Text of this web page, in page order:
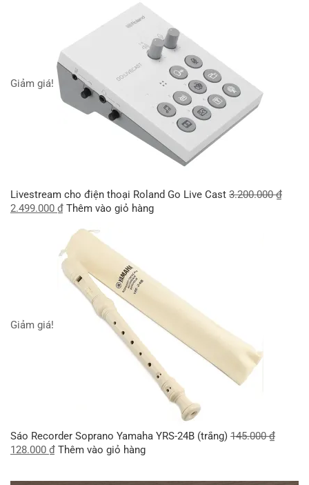
Giảm giá!
Livestream cho điện thoại Roland Go Live Cast 3.200.000₫
2.499.000 ₫ Thêm vào giỏ hàng
Giảm giá!
Sáo Recorder Soprano Yamaha YRS-24B (trắng) 145.000₫
128.000 ₫ Thêm vào giỏ hàng